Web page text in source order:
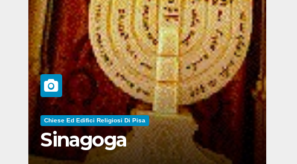
Chiese Ed Edifici Religiosi Di Pisa
Sinagoga